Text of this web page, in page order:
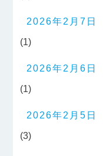
2026年2月7日
(1)
2026年2月6日
(1)
2026年2月5日
(3)